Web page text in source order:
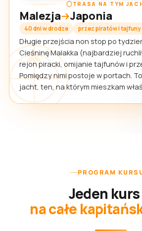
TRASA NA TYM
Malezja Japonia
40 dni w drodze przez piratów i tajfuny
Długie przejścia non stop po
Cieśninę Malakka (najbardziej
rejon piracki, omijanie tajfunów i
Pomiędzy nimi postoje w portach.
jacht, ten, na którym mieszkam
PROGRAM
Jeden
na całe